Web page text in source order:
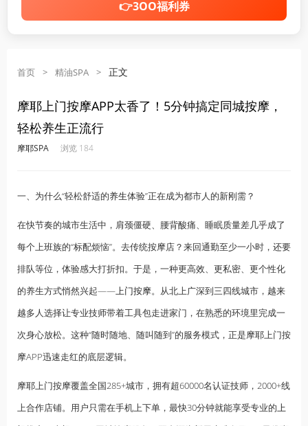
👉3OO福利券
首页 > 精油SPA > 正文
摩耶上门按摩APP太香了！5分钟搞定同城按摩，
轻松养生正流行
摩耶SPA 浏览 184
一、为什么“轻松舒适的养生体验”正在成为都市人的新刚需？
在快节奏的城市生活中，肩颈僵硬、腰背酸痛、睡眠质量差几乎成了
每个上班族的“标配烦恼”。去传统按摩店？来回通勤至少一小时，还要
排队等位，体验感大打折扣。于是，一种更高效、更私密、更个性化
的养生方式悄然兴起——上门按摩。从北上广深到三四线城市，越来
越多人选择让专业技师带着工具包走进家门，在熟悉的环境里完成一
次身心放松。这种“随时随地、随叫随到”的服务模式，正是摩耶上门按
摩APP迅速走红的底层逻辑。
摩耶上门按摩覆盖全国285+城市，拥有超60000名认证技师，2000+线
上合作店铺。用户只需在手机上下单，最快30分钟就能享受专业的上